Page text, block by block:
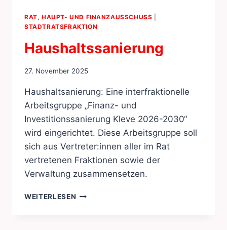
RAT, HAUPT- UND FINANZAUSSCHUSS
STADTRATSFRAKTION
Haushaltssanierung
27. November 2025
Haushaltsanierung: Eine interfraktionelle
Arbeitsgruppe „Finanz- und
Investitionssanierung Kleve 2026-2030“
wird eingerichtet. Diese Arbeitsgruppe soll
sich aus Vertreter:innen aller im Rat
vertretenen Fraktionen sowie der
Verwaltung zusammensetzen.
WEITERLESEN HAUSHALTSSANIERUNG